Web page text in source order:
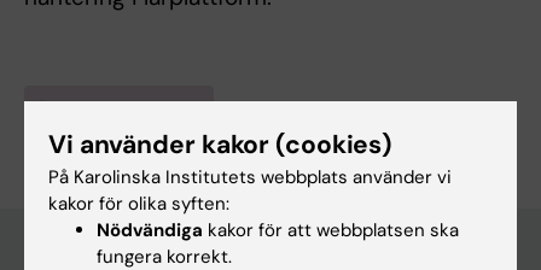
Redigera din profil
Vi använder kakor (cookies)
På Karolinska Institutets webbplats använder vi
kakor för olika syften:
Nödvändiga kakor för att webbplatsen ska
fungera korrekt.